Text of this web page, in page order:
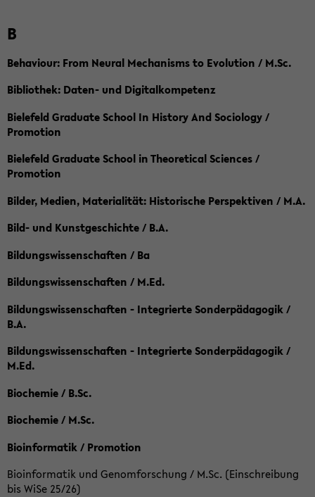
B
Behaviour: From Neural Mechanisms to Evolution / M.Sc.
Bibliothek: Daten- und Digitalkompetenz
Bielefeld Graduate School In History And Sociology /
Promotion
Bielefeld Graduate School in Theoretical Sciences /
Promotion
Bilder, Medien, Materialität: Historische Perspektiven / M.A.
Bild- und Kunstgeschichte / B.A.
Bildungswissenschaften / Ba
Bildungswissenschaften / M.Ed.
Bildungswissenschaften - Integrierte Sonderpädagogik /
B.A.
Bildungswissenschaften - Integrierte Sonderpädagogik /
M.Ed.
Biochemie / B.Sc.
Biochemie / M.Sc.
Bioinformatik / Promotion
Bioinformatik und Genomforschung / M.Sc. (Einschreibung
bis WiSe 25/26)